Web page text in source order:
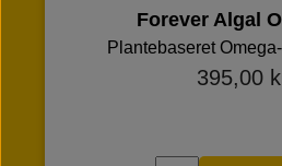
renewing skin
Kurcreme med Aloe
vitaminer